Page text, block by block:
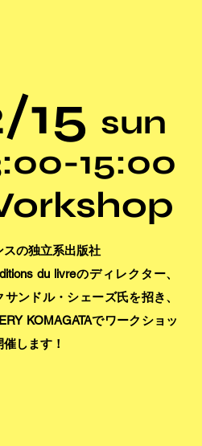
15 sun
15:00
スの独立系出版社
du livreのディレクター、
サンドル・シェーズ氏を招き、
KOMAGATAでワークショッ
します！